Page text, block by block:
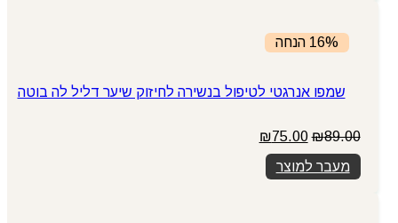
16% הנחה
שמפו אנרגטי לטיפול בנשירה לחיזוק שיער דליל לה בוטה
₪89.00
המחיר
המקורי
היה:
₪89.00.
₪75.00
מעבר למוצר